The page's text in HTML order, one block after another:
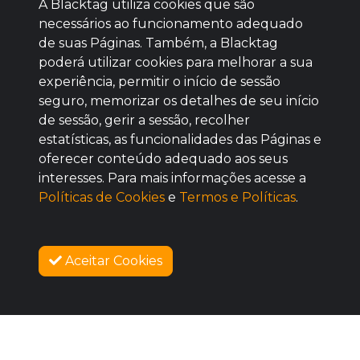
AGUARDE!
Baixe agora nosso app
SOBRE NÓS
A Blacktag utiliza cookies que são
necessários ao funcionamento adequado
de suas Páginas. Também, a Blacktag
poderá utilizar cookies para melhorar a sua
experiência, permitir o início de sessão
seguro, memorizar os detalhes de seu início
de sessão, gerir a sessão, recolher
estatísticas, as funcionalidades das Páginas e
oferecer conteúdo adequado aos seus
interesses. Para mais informações acesse a
Políticas de Cookies e Termos e Políticas.
Aceitar Cookies